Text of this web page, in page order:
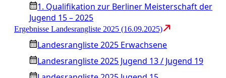
1. Qualifikation zur Berliner Meisterschaft der
Jugend 15 – 2025
Ergebnisse Landesrangliste 2025 (16.09.2025)
Landesrangliste 2025 Erwachsene
Landesrangliste 2025 Jugend 13 / Jugend 19